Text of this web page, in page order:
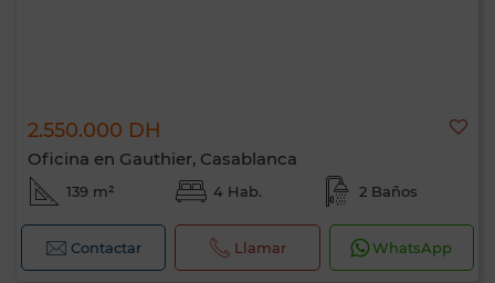
2.550.000 DH
Oficina en Gauthier, Casablanca
139 m² 4 Hab. 2 Baños
Contactar Llamar WhatsApp